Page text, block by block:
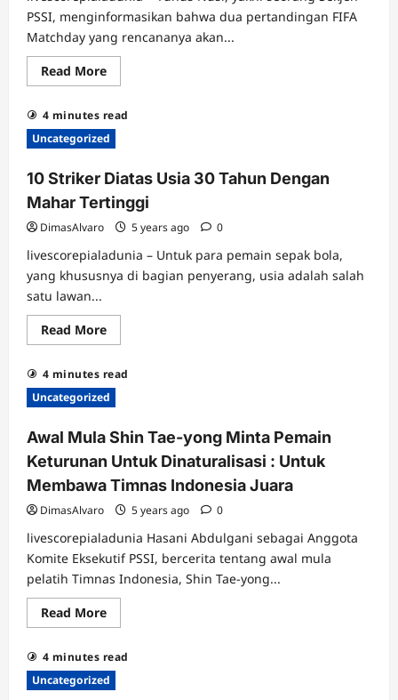
PSSI, menginformasikan bahwa dua pertandingan FIFA
Matchday yang rencananya akan...
Read MoreRead
more
Timnas
U-
23
Indonesia
Akan
Bertanding
di
FIFA
Matchday
4 minutes read
Uncategorized
10 Striker Diatas Usia 30 Tahun Dengan
Mahar Tertinggi
DimasAlvaro 5 years ago 0
livescorepialadunia – Untuk para pemain sepak bola,
yang khususnya di bagian penyerang, usia adalah salah
satu lawan...
Read MoreRead
more
Striker
Diatas
Usia
Tahun
Dengan
Mahar
Tertinggi
4 minutes read
Uncategorized
Awal Mula Shin Tae-yong Minta Pemain
Keturunan Untuk Dinaturalisasi : Untuk
Membawa Timnas Indonesia Juara
DimasAlvaro 5 years ago 0
livescorepialadunia Hasani Abdulgani sebagai Anggota
Komite Eksekutif PSSI, bercerita tentang awal mula
pelatih Timnas Indonesia, Shin Tae-yong...
Read MoreRead
more
Awal
Mula
Shin
Tae-
4 minutes read
Uncategorized